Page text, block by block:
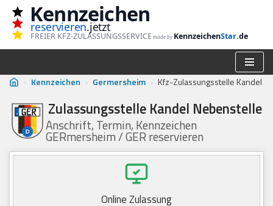
Zum
Inhalt
Kennzeichen
reservieren.jetzt
FREIER KFZ-ZULASSUNGSSERVICE made by KennzeichenStar.de
› Kennzeichen › Germersheim › Kfz-Zulassungsstelle Kandel
Zulassungsstelle Kandel Nebenstelle
Anschrift, Termin, Kennzeichen
GERmersheim / GER reservieren
Online Zulassung